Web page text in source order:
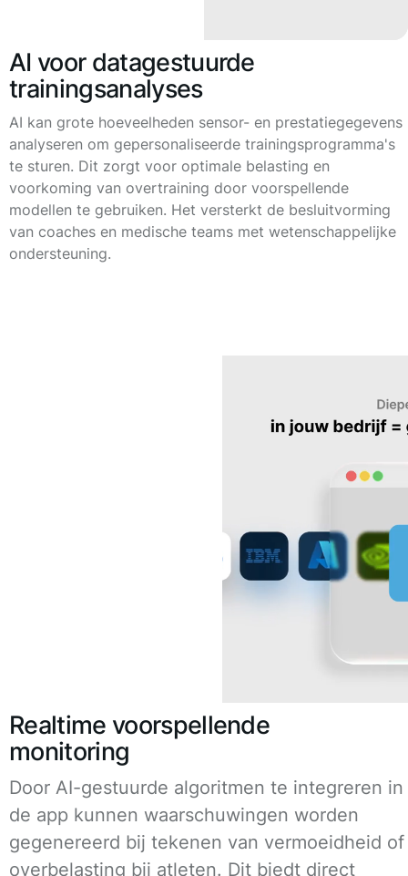
AI voor datagestuurde
trainingsanalyses
AI kan grote hoeveelheden sensor- en prestatiegegevens
analyseren om gepersonaliseerde trainingsprogramma's
te sturen. Dit zorgt voor optimale belasting en
voorkoming van overtraining door voorspellende
modellen te gebruiken. Het versterkt de besluitvorming
van coaches en medische teams met wetenschappelijke
ondersteuning.
Realtime voorspellende
monitoring
Door AI-gestuurde algoritmen te integreren in
de app kunnen waarschuwingen worden
gegenereerd bij tekenen van vermoeidheid of
overbelasting bij atleten. Dit biedt direct